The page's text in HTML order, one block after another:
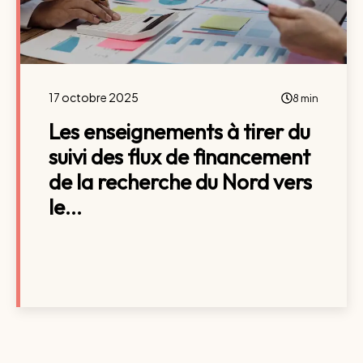
17 octobre 2025 8 min
Les enseignements à tirer du
suivi des flux de financement
de la recherche du Nord vers
le...